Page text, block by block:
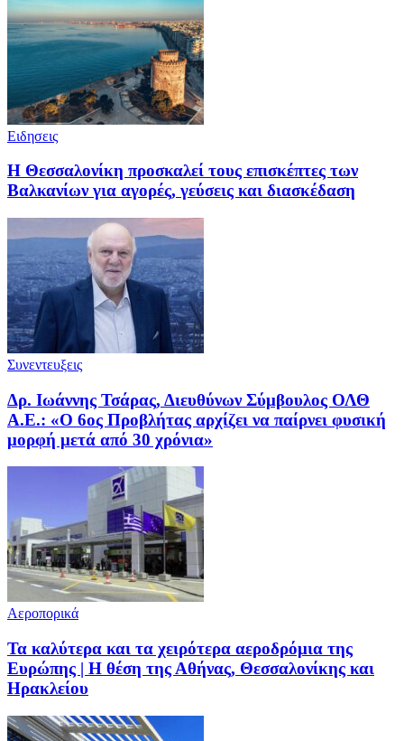
Ειδησεις
Η Θεσσαλονίκη προσκαλεί τους επισκέπτες των
Βαλκανίων για αγορές, γεύσεις και διασκέδαση
Συνεντευξεις
Δρ. Ιωάννης Τσάρας, Διευθύνων Σύμβουλος ΟΛΘ
Α.Ε.: «Ο 6ος Προβλήτας αρχίζει να παίρνει φυσική
μορφή μετά από 30 χρόνια»
Αεροπορικά
Τα καλύτερα και τα χειρότερα αεροδρόμια της
Ευρώπης | Η θέση της Αθήνας, Θεσσαλονίκης και
Ηρακλείου